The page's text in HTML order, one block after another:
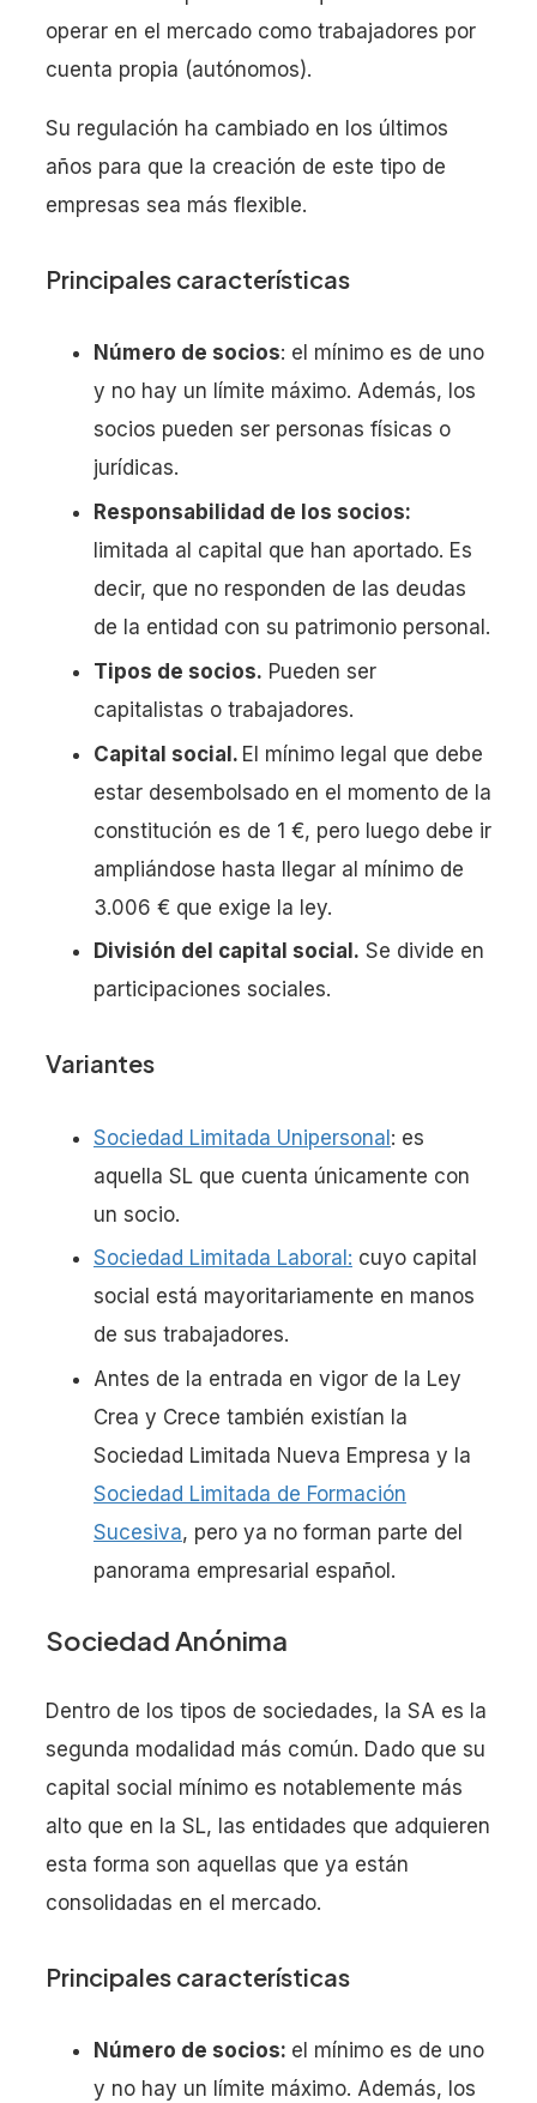
operar en el mercado como trabajadores por
cuenta propia (autónomos).
Su regulación ha cambiado en los últimos
años para que la creación de este tipo de
empresas sea más flexible.
Principales características
Número de socios: el mínimo es de uno
y no hay un límite máximo. Además, los
socios pueden ser personas físicas o
jurídicas.
Responsabilidad de los socios:
limitada al capital que han aportado. Es
decir, que no responden de las deudas
de la entidad con su patrimonio personal.
Tipos de socios. Pueden ser
capitalistas o trabajadores.
Capital social. El mínimo legal que debe
estar desembolsado en el momento de la
constitución es de 1 €, pero luego debe ir
ampliándose hasta llegar al mínimo de
3.006 € que exige la ley.
División del capital social. Se divide en
participaciones sociales.
Variantes
Sociedad Limitada Unipersonal: es
aquella SL que cuenta únicamente con
un socio.
Sociedad Limitada Laboral: cuyo capital
social está mayoritariamente en manos
de sus trabajadores.
Antes de la entrada en vigor de la Ley
Crea y Crece también existían la
Sociedad Limitada Nueva Empresa y la
Sociedad Limitada de Formación
Sucesiva, pero ya no forman parte del
panorama empresarial español.
Sociedad Anónima
Dentro de los tipos de sociedades, la SA es la
segunda modalidad más común. Dado que su
capital social mínimo es notablemente más
alto que en la SL, las entidades que adquieren
esta forma son aquellas que ya están
consolidadas en el mercado.
Principales características
Número de socios: el mínimo es de uno
y no hay un límite máximo. Además, los